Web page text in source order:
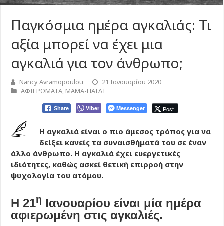
Παγκόσμια ημέρα αγκαλιάς: Τι
αξία μπορεί να έχει μια
αγκαλιά για τον άνθρωπο;
Nancy Avramopoulou
21 Ιανουαρίου 2020
ΑΦΙΕΡΩΜΑΤΑ, ΜΑΜΑ-ΠΑΙΔΙ
Share Viber Messenger Post
Η αγκαλιά είναι ο πιο άμεσος τρόπος για να
δείξει κανείς τα συναισθήματά του σε έναν
άλλο άνθρωπο. Η αγκαλιά έχει ευεργετικές
ιδιότητες, καθώς ασκεί θετική επιρροή στην
ψυχολογία του ατόμου.
Η 21η Ιανουαρίου είναι μία ημέρα
αφιερωμένη στις αγκαλιές.